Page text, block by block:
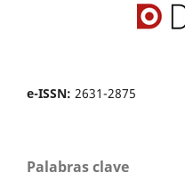
e-ISSN: 2631-2875
Palabras clave